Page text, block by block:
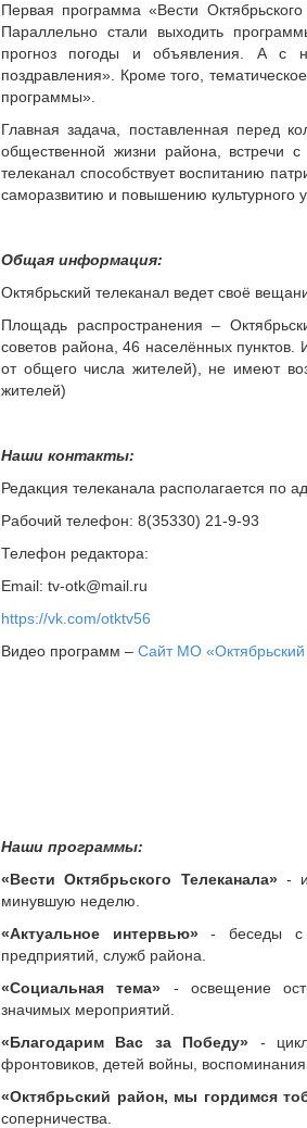
Первая программа «Вести
Параллельно стали выходить
прогноз погоды и объявления. А с
поздравления». Кроме того,
программы».
Главная задача, поставленная перед
общественной жизни района, встречи
телеканал способствует воспитанию
саморазвитию и повышению культурного
Общая информация:
Октябрьский телеканал ведет своё
Площадь распространения –
советов района, 46 населённых
от общего числа жителей), не имеют
жителей)
Наши контакты:
Редакция телеканала располагается по
Рабочий телефон: 8(35330) 21-9-93
Телефон редактора:
Email: tv-otk@mail.ru
https://vk.com/otktv56
Видео программ – Сайт МО
Наши программы:
«Вести Октябрьского Телеканала»-
минувшую неделю.
«Актуальное интервью»- беседы с
предприятий, служб района.
«Социальная тема» - освещение
значимых мероприятий.
«Благодарим Вас за Победу» -
фронтовиков, детей войны,
«Октябрьский район, мы гордимся
соперничества.